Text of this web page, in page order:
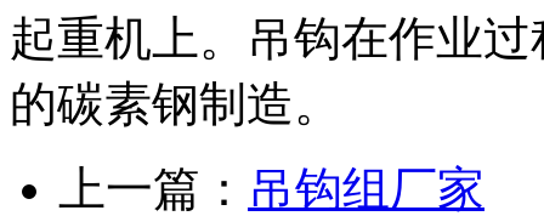
起重机上。吊钩在作业
的碳素钢制造。
上一篇： 吊钩组厂家